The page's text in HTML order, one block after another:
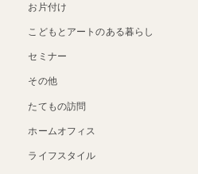
お片付け
こどもとアートのある暮らし
セミナー
その他
たてもの訪問
ホームオフィス
ライフスタイル